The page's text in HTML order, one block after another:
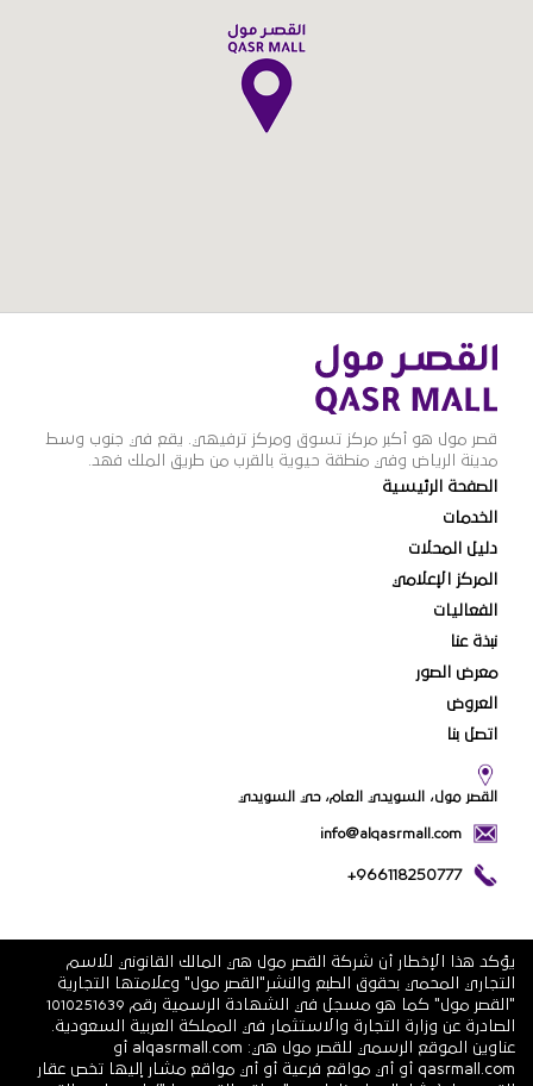
قصر مول هو أكبر مركز تسوق ومركز ترفيهي. يقع في جنوب وسط
مدينة الرياض وفي منطقة حيوية بالقرب من طريق الملك فهد.
الصفحة الرئيسية
الخدمات
دليل المحلات
المركز الإعلامي
الفعاليات
نبذة عنا
معرض الصور
العروض
اتصل بنا
القصر مول، السويدي العام، حي السويدي
info@alqasrmall.com
+966118250777
يؤكد هذا الإخطار أن شركة القصر مول هي المالك القانوني للاسم
التجاري المحمي بحقوق الطبع والنشر"القصر مول" وعلامتها التجارية
"القصر مول" كما هو مسجل في الشهادة الرسمية رقم 1010251639
الصادرة عن وزارة التجارة والاستثمار في المملكة العربية السعودية.
عناوين الموقع الرسمي للقصر مول هي: alqasrmall.com أو
qasrmall.com أو أي مواقع فرعية أو أي مواقع مشار إليها تخص عقار